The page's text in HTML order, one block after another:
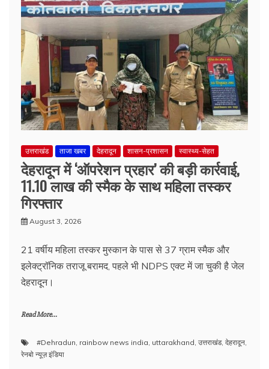
उत्तराखंड ताजा खबर देहरादून शासन-प्रशासन स्वास्थ्य-सेहत
देहरादून में ‘ऑपरेशन प्रहार’ की बड़ी कार्रवाई,
11.10 लाख की स्मैक के साथ महिला तस्कर
गिरफ्तार
August 3, 2026
21 वर्षीय महिला तस्कर मुस्कान के पास से 37 ग्राम स्मैक और
इलेक्ट्रॉनिक तराजू बरामद, पहले भी NDPS एक्ट में जा चुकी है जेल
देहरादून।
Read More...
#Dehradun, rainbow news india, uttarakhand, उत्तराखंड, देहरादून,
रेनबो न्यूज़ इंडिया